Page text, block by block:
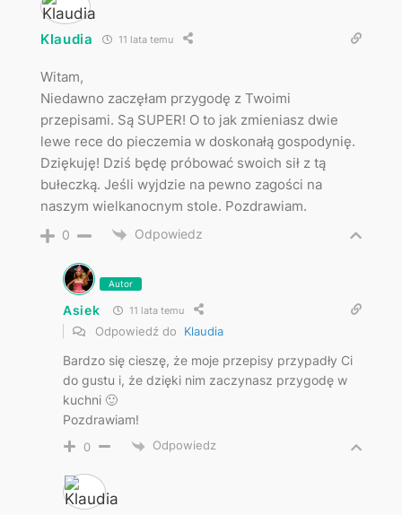
Klaudia 11 lata temu
Witam,
Niedawno zaczęłam przygodę z Twoimi
przepisami. Są SUPER! O to jak zmieniasz dwie
lewe rece do pieczemia w doskonałą gospodynię.
Dziękuję! Dziś będę próbować swoich sił z tą
bułeczką. Jeśli wyjdzie na pewno zagości na
naszym wielkanocnym stole. Pozdrawiam.
0 Odpowiedz
Autor
Asiek 11 lata temu
Odpowiedź do Klaudia
Bardzo się cieszę, że moje przepisy przypadły Ci
do gustu i, że dzięki nim zaczynasz przygodę w
kuchni 🙂
Pozdrawiam!
0 Odpowiedz